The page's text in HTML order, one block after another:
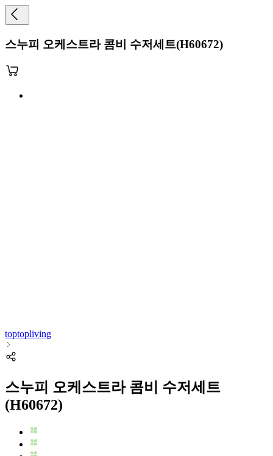
스누피 오케스트라 콤비 수저세트(H60672)
toptopliving
스누피 오케스트라 콤비 수저세트
(H60672)